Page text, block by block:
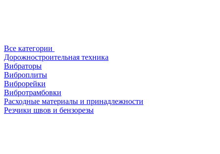
Все категории
Дорожностроительная техника
Вибраторы
Виброплиты
Виброрейки
Вибротрамбовки
Расходные материалы и принадлежности
Резчики швов и бензорезы